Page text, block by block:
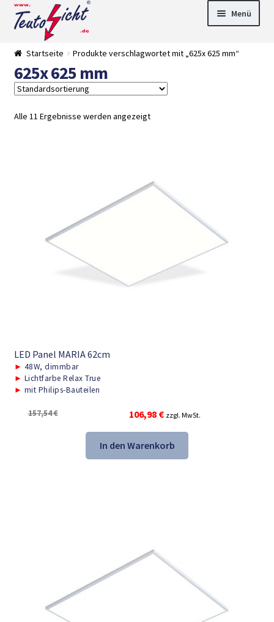
Zur
Navigation
springen
Springe
zum
Menü
►
Startseite Produkte verschlagwortet mit „625x 625 mm“
625x 625 mm
Alle 11 Ergebnisse werden angezeigt
LED Panel MARIA 62cm
► 48W, dimmbar
► Lichtfarbe Relax True
► mit Philips-Bauteilen
157,54€
Ursprünglicher
Preis
war:
157,54 €
106,98 €Aktueller
Preis
ist:
106,98 €.
zzgl. MwSt.
In den Warenkorb